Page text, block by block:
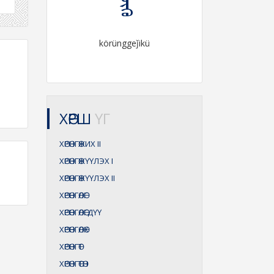
körünggeǰikü
ХӨРШ ҮГ
ХӨРӨНГӨЖИХII
ХӨРӨНГӨЖҮҮЛЭХI
ХӨРӨНГӨЖҮҮЛЭХII
ХӨРӨНГӨЛӨГ
ХӨРӨНГӨЛӨГДҮҮ
ХӨРӨНГӨЛӨХ
ХӨРӨНГӨТ
ХӨРӨНГӨТӨН